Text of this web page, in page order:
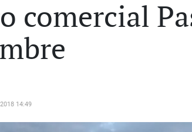
comercial
14:49